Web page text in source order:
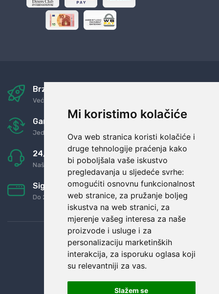
Mi koristimo kolačiće
Ova web stranica koristi kolačiće i
druge tehnologije praćenja kako
bi poboljšala vaše iskustvo
pregledavanja u sljedeće svrhe:
omogućiti osnovnu funkcionalnost
web stranice, za pružanje boljeg
iskustva na web stranici, za
mjerenje vašeg interesa za naše
proizvode i usluge i za
personalizaciju marketinških
interakcija, za isporuku oglasa koji
su relevantniji za vas.
Slažem se
Brza i sigurna dostava
Već za nekoliko dana kod vas
Garancija u povrat novaca
Jednostavno pravilo: Roba za novac
24/7 odlična podrška
Naši agenti uvijek na raspolaganju
Sigurno obročno plaćanje
Do 24 rata bez kamata